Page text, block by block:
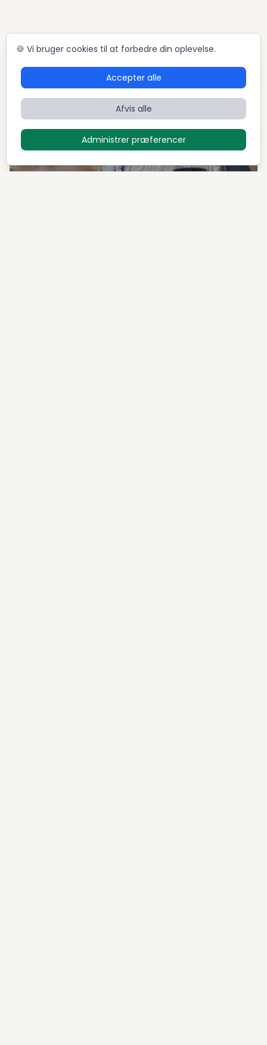
🍪 Vi bruger cookies til at forbedre din oplevelse.
Accepter alle
Afvis alle
Administrer præferencer